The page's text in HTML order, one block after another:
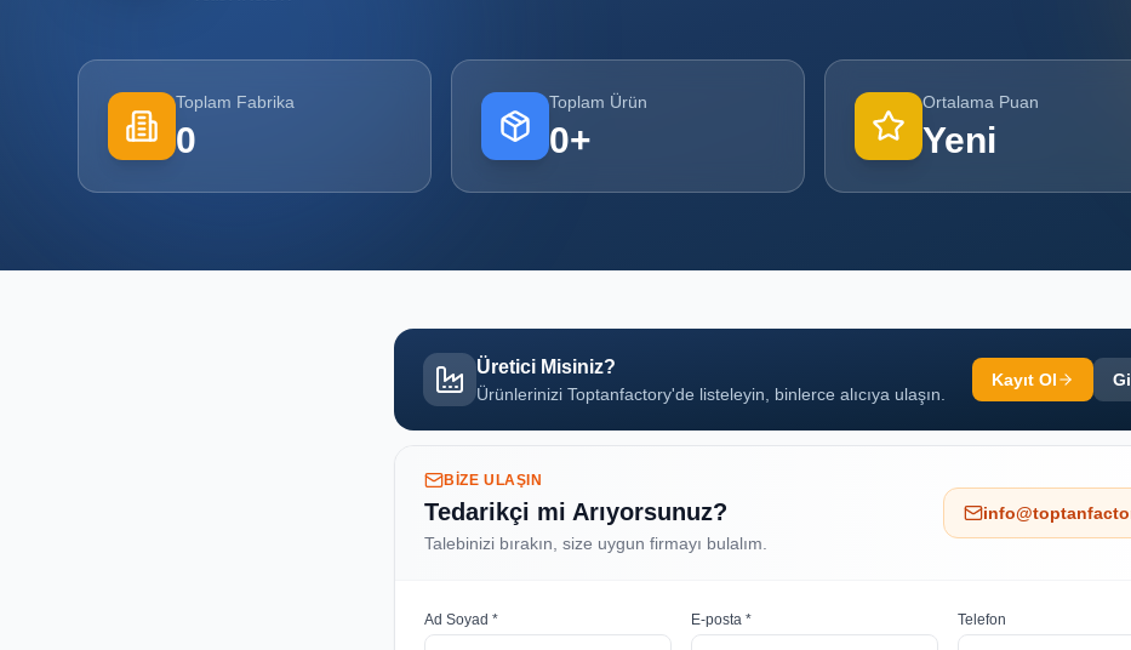
Toplam Fabrika
0
Toplam Ürün
0+
Ortalama Puan
Yeni
Üretici Misiniz?
Ürünlerinizi Toptanfactory'de listeleyin, binlerce alıcıya ulaşın.
Kayıt Ol
BIZE ULAŞIN
Tedarikçi mi Arıyorsunuz?
Talebinizi bırakın, size uygun firmayı bulalım.
Ad Soyad * E-posta * Telefon